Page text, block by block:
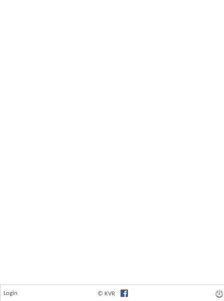
Login © KVR